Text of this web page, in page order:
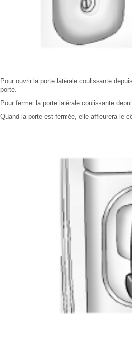
Pour ouvrir la porte latérale coulissante
porte.
Pour fermer la porte latérale coulissante
Quand la porte est fermée, elle affleurera le